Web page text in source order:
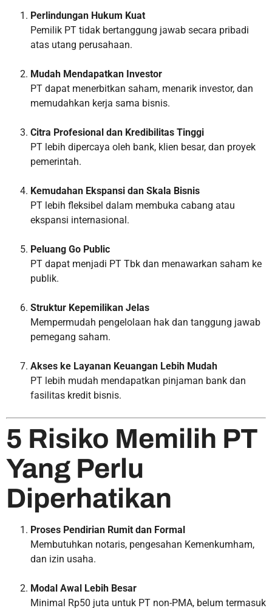
Perlindungan Hukum Kuat
Pemilik PT tidak bertanggung jawab secara pribadi
atas utang perusahaan.
Mudah Mendapatkan Investor
PT dapat menerbitkan saham, menarik investor, dan
memudahkan kerja sama bisnis.
Citra Profesional dan Kredibilitas Tinggi
PT lebih dipercaya oleh bank, klien besar, dan proyek
pemerintah.
Kemudahan Ekspansi dan Skala Bisnis
PT lebih fleksibel dalam membuka cabang atau
ekspansi internasional.
Peluang Go Public
PT dapat menjadi PT Tbk dan menawarkan saham ke
publik.
Struktur Kepemilikan Jelas
Mempermudah pengelolaan hak dan tanggung jawab
pemegang saham.
Akses ke Layanan Keuangan Lebih Mudah
PT lebih mudah mendapatkan pinjaman bank dan
fasilitas kredit bisnis.
5 Risiko Memilih PT
Yang Perlu
Diperhatikan
Proses Pendirian Rumit dan Formal
Membutuhkan notaris, pengesahan Kemenkumham,
dan izin usaha.
Modal Awal Lebih Besar
Minimal Rp50 juta untuk PT non-PMA, belum termasuk